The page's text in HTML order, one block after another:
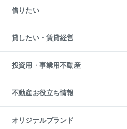
中古一戸建ての購入
不動産購入の流れ
注目キーワード物件特集
購入ガイド
English 繁体中文簡体中文
一戸建ての売却・査定
土地の売却・査定
スピードAI査定
不動産査定について
不動産売却の流れ
不動産買換えの流れ
売却ガイド
借りたい
オフィス・店舗の賃貸
借りるときの流れ
借りるガイド
貸したい・賃貸経営
マンション賃料データ
賃貸管理プラン
リロケーションについて
貸すガイド
投資用・事業用不動産
事業用不動産
マンション投資
投資用マンション
アパート経営
不動産お役立ち情報
マンションライブラリー
人気マンションランキング
オリジナルブランド